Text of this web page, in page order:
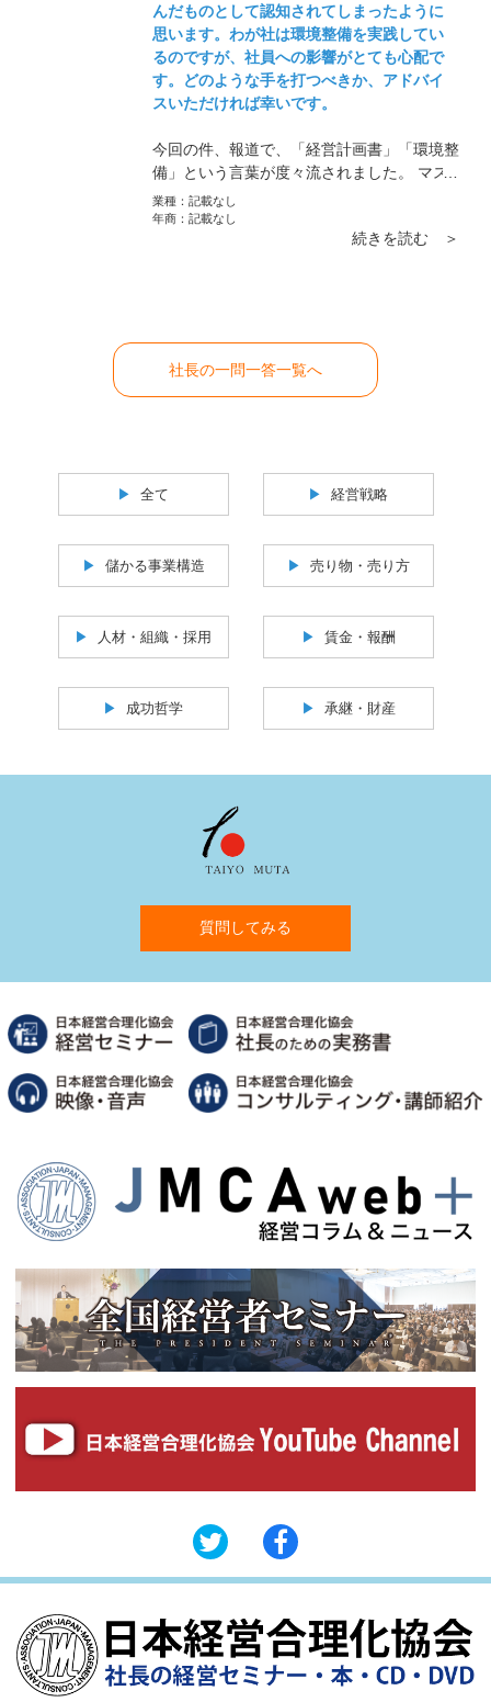
んだものとして認知されてしまったように
思います。わが社は環境整備を実践してい
るのですが、社員への影響がとても心配で
す。どのような手を打つべきか、アドバイ
スいただければ幸いです。
今回の件、報道で、「経営計画書」「環境整
備」という言葉が度々流されました。 マス
コミが激しい部分だけ切り取り誇張すること
は周知のことですが、イメージダウンは避け
られません。特に「やりたくない社員」には
業種： 記載なし
年商： 記載なし
続きを読む ＞
社長の一問一答一覧へ
全て 経営戦略
儲かる事業構造 売り物・売り方
人材・組織・採用 賃金・報酬
成功哲学 承継・財産
質問してみる